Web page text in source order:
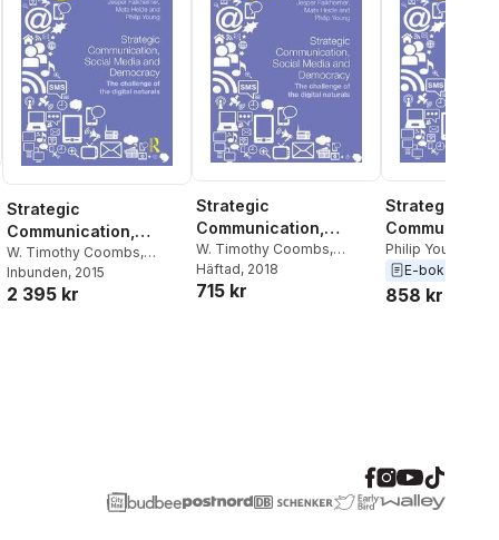
Strategic
Communication,
Social Media and
Democracy
W. Timothy Coombs,
Jesper Falkheimer
Heide,Philip Young
Inbunden, 2015
2 395 kr
Strategic
Communication,
Social Media and
Democracy
W. Timothy Coombs,
Jesper Falkheimer
Heide,Philip Young
Häftad, 2018
715 kr
Strategic
Social Media
Democracy
Philip Young
Jesper
Timothy Coombs
E-bok
858 kr